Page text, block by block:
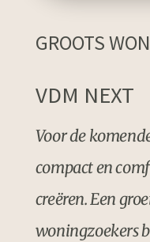
GROOTS
VDM NEXT
Voor de
compact en
creëren. Een
woningzoekers